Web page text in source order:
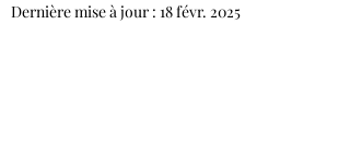
Dernière mise à jour : 18 févr. 2025